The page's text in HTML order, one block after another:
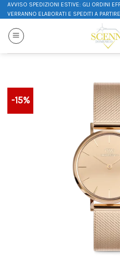
AVVISO SPEDIZIONI ESTIVE: GLI ORDINI
VERRANNO ELABORATI E SPEDITI A
-15%